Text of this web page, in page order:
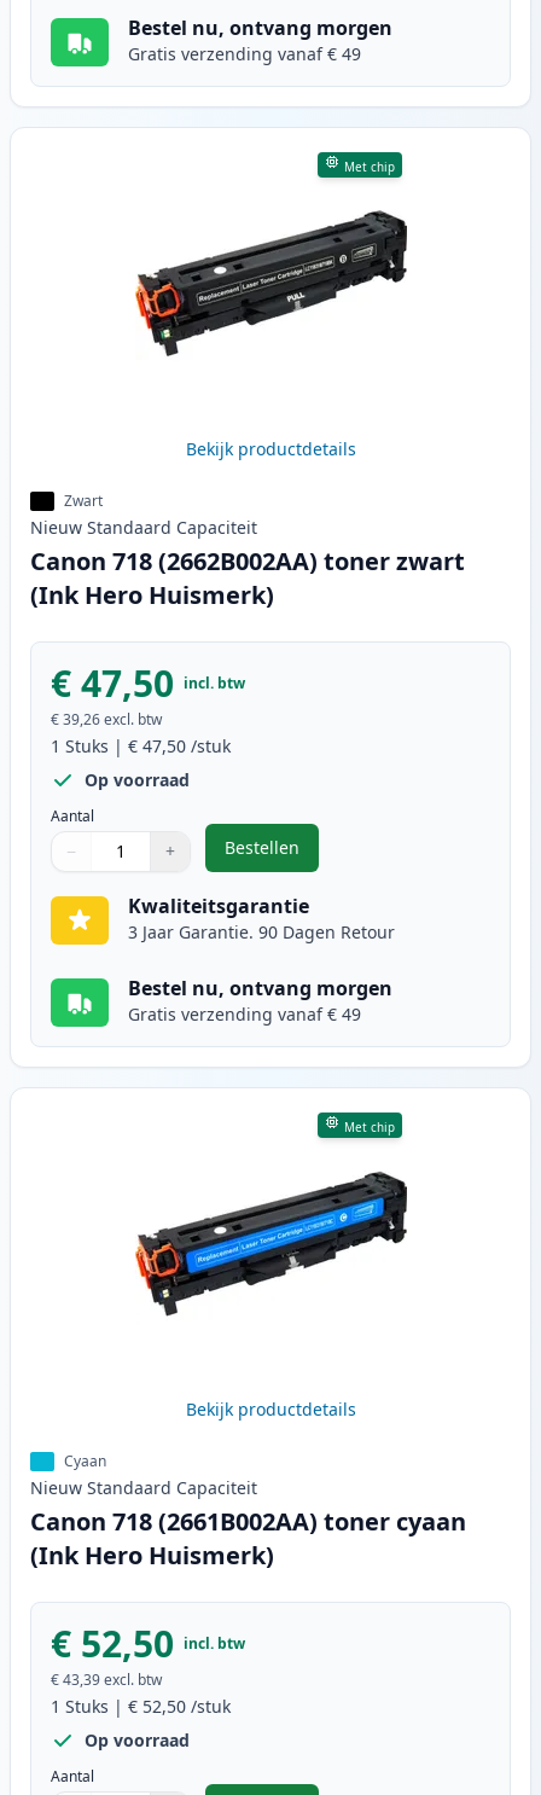
Bestel nu, ontvang morgen
Gratis verzending vanaf € 49
Met chip
Bekijk productdetails
Zwart
Nieuw Standaard Capaciteit
Canon 718 (2662B002AA) toner zwart
(Ink Hero Huismerk)
€ 47,50 incl. btw
€ 39,26excl. btw
1 Stuks | € 47,50 /stuk
Op voorraad
Aantal
Gebruik de knoppen om aan te passen
− +
1
Bestellen
,Canon 718 (2662B002AA) toner
Kwaliteitsgarantie
3 Jaar Garantie. 90 Dagen Retour
Bestel nu, ontvang morgen
Gratis verzending vanaf € 49
Met chip
Bekijk productdetails
Cyaan
Nieuw Standaard Capaciteit
Canon 718 (2661B002AA) toner cyaan
(Ink Hero Huismerk)
€ 52,50 incl. btw
€ 43,39excl. btw
1 Stuks | € 52,50 /stuk
Op voorraad
Aantal